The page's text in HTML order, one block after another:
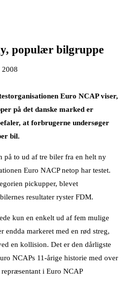
populær bilgruppe
2008
Euro NCAP viser,
på det danske marked er
at forbrugerne undersøger
bil.
to ud af tre biler fra en helt ny
Euro NACP netop har testet.
pickupper, blevet
resultater ryster FDM.
kun en enkelt ud af fem mulige
endda markeret med en rød streg,
en kollision. Det er den dårligste
NCAPs 11-årige historie med over
i Euro NCAP